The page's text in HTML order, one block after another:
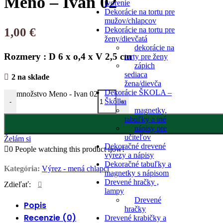
tvorenie
Dekorácie na tortu pre
mužov/chlapcov
Dekorácie na tortu pre
ženy/dievčatá
dekorácie na
torty pre ženy
zápich
sediaca
žena/dievča
Dekorácie ŠKOLA –
Škôlka
magnetky,
tabuľky a iné
nápisy pre
učiteľov
Dekoračné drevené
výrezy a nápisy
Dekoračné tabuľky a
magnetky s nápisom
Drevené hračky ,
lampy
Drevené
hračky
Drevené krabičky a
1,00 €
Rozmery : D 6 x o,4 x V 2,5 cm
2 na sklade
-
množstvo Meno - Ivan 02
+
Želám si
0 People watching this product now!
Kategória: Výrez - mená chlapci
Zdieľať:
Popis
Recenzie (0)